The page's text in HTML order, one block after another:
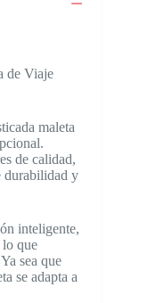
de Viaje
maleta
de calidad,
durabilidad y
inteligente,
lo que
sea que
se adapta a